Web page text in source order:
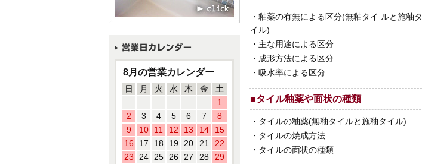
8月の営業カレンダー
日 月 火 水 木 金
土
1
2
3 4 5 6 7
8
9
10 11 12 13 14
15
16
17 18 19 20 21
22
23
24 25 26 27 28
29
・ 釉薬の有無による区分(無釉タイ ルと施釉タ
イル)
・ 主な用途による区分
・ 成形方法による区分
・ 吸水率による区分
■タイル釉薬や面状の種類
・ タイルの釉薬(無釉タイルと施釉タイル)
・ タイルの焼成方法
・ タイルの面状の種類